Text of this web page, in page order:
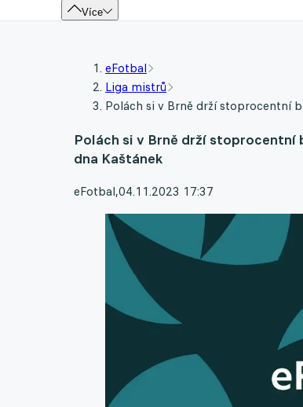
Více
eFotbal
Liga mistrů
Polách si v Brně drží stoprocentní
Polách si v Brně drží
dna Kaštánek
eFotbal,04.11.2023 17:37